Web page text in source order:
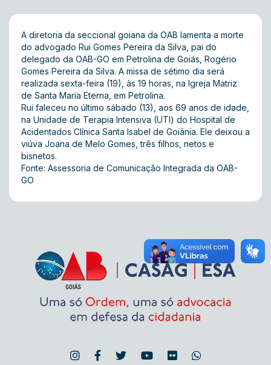
A diretoria da seccional goiana da OAB lamenta a morte
do advogado Rui Gomes Pereira da Silva, pai do
delegado da OAB-GO em Petrolina de Goiás, Rogério
Gomes Pereira da Silva. A missa de sétimo dia será
realizada sexta-feira (19), às 19 horas, na Igreja Matriz
de Santa Maria Eterna, em Petrolina.
Rui faleceu no último sábado (13), aos 69 anos de idade,
na Unidade de Terapia Intensiva (UTI) do Hospital de
Acidentados Clínica Santa Isabel de Goiânia. Ele deixou a
viúva Joana de Melo Gomes, três filhos, netos e
bisnetos.
Fonte: Assessoria de Comunicação Integrada da OAB-
GO